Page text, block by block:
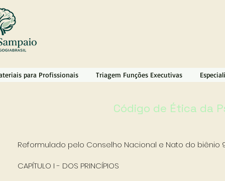
para Profissionais Triagem Funções Executivas
Código de Ética da
Reformulado pelo Conselho Nacional e Nato do biênio
CAPÍTULO I - DOS PRINCÍPIOS